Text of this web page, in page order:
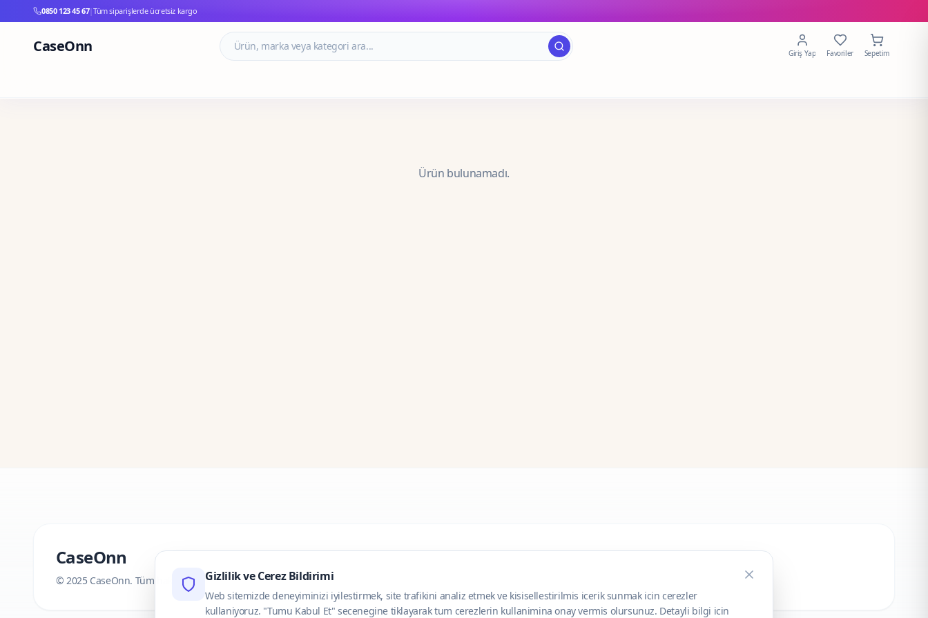
0850 123 45 67|Tüm siparişlerde ücretsiz kargo
CaseOnn Giriş Yap Favoriler Sepetim
Ürün bulunamadı.
CaseOnn
© 2025 CaseOnn. Tüm hakları saklıdır.Gizlilik ve Cerez Bildirimi
Web sitemizde deneyiminizi iyilestirmek, site trafikini analiz etmek ve kisisellestirilmis icerik sunmak icin cerezler
kullaniyoruz. "Tumu Kabul Et" secenegine tiklayarak tum cerezlerin kullanimina onay vermis olursunuz. Detayli bilgi icin